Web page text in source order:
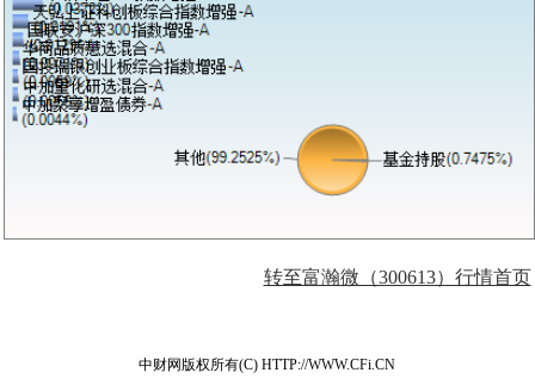
转至富瀚微（300613）行情首页
中财网版权所有(C) HTTP://WWW.CFi.CN